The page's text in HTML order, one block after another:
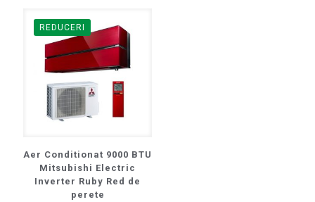
REDUCERI
Aer Conditionat 9000 BTU
Mitsubishi Electric
Inverter Ruby Red de
perete